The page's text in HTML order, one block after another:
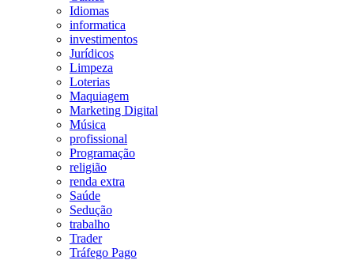
Idiomas
informatica
investimentos
Jurídicos
Limpeza
Loterias
Maquiagem
Marketing Digital
Música
profissional
Programação
religião
renda extra
Saúde
Sedução
trabalho
Trader
Tráfego Pago